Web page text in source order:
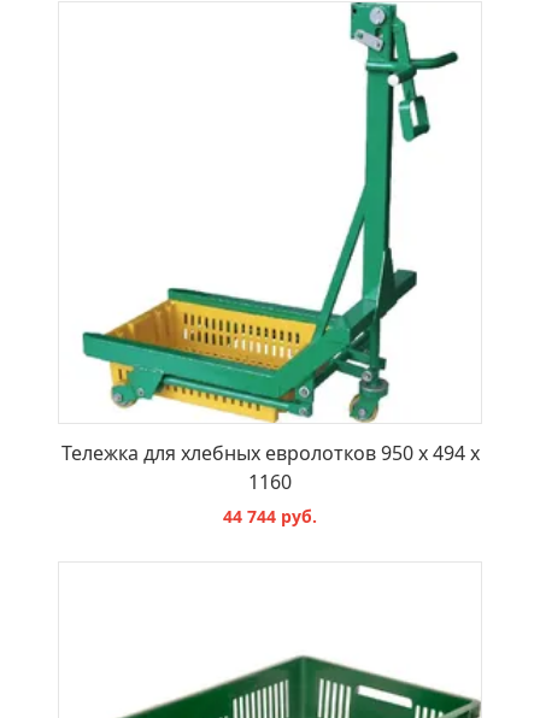
Тележка для хлебных евролотков 950 x 494 x
1160
44 744 руб.